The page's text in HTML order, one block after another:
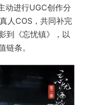
动进行UGC创作分
人COS，共同补完
到《忘忧镇》，以
链条。